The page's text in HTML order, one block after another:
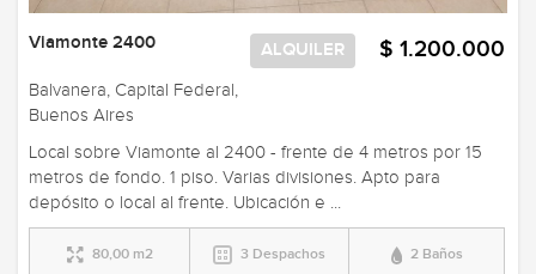
$ 1.200.000
ALQUILER
Viamonte 2400
Balvanera, Capital Federal,
Buenos Aires
Local sobre Viamonte al 2400 - frente de 4 metros por 15
metros de fondo. 1 piso. Varias divisiones. Apto para
depósito o local al frente. Ubicación e ...
80,00 m2 3 Despachos 2 Baños